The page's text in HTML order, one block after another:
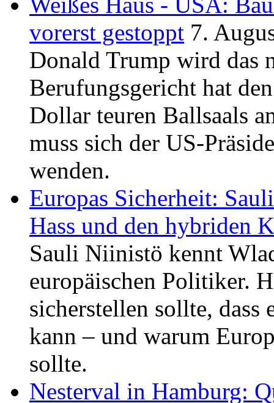
vorerst gestoppt 7.
Donald Trump wird das
Berufungsgericht hat
Dollar teuren Ballsaals
muss sich der US-
wenden.
Europas Sicherheit:
Hass und den hybriden
Sauli Niinistö kennt
europäischen Politiker.
sicherstellen sollte, dass
kann – und warum
sollte.
Nesterval in Hamburg: